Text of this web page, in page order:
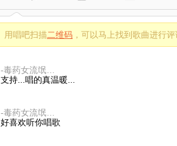
用唱吧扫描二维码 ，可以马上找到歌曲进行
支持...唱的真温暖...
好喜欢听你唱歌